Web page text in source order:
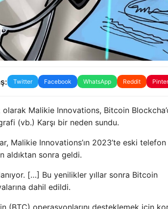
Twitter Facebook WhatsApp Reddit
Malikie Innovations, Bitcoin
(vb.) Karşı bir neden sundu.
Malikie Innovations’ın 2023’te eski
aldıktan sonra geldi.
[…] Bu yenilikler yıllar sonra Bitcoin
dahil edildi.
(BTC) operasyonlarını desteklemek için